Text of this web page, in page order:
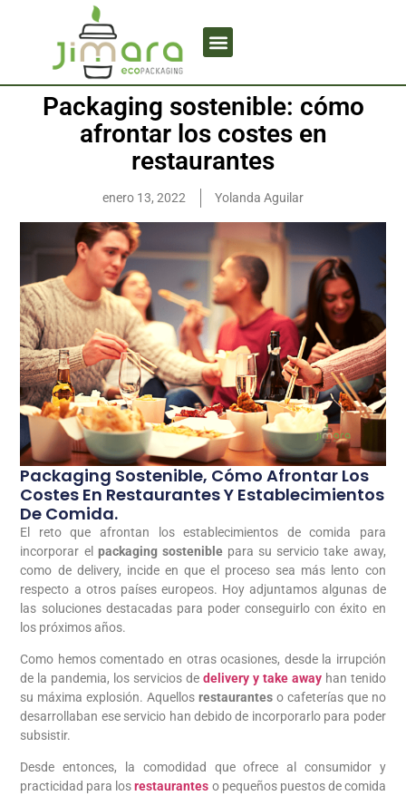
Packaging sostenible: cómo
afrontar los costes en
restaurantes
enero 13, 2022 Yolanda Aguilar
Packaging Sostenible, Cómo Afrontar Los
Costes En Restaurantes Y Establecimientos
De Comida.
El reto que afrontan los establecimientos de comida para
incorporar el packaging sostenible para su servicio take away,
como de delivery, incide en que el proceso sea más lento con
respecto a otros países europeos. Hoy adjuntamos algunas de
las soluciones destacadas para poder conseguirlo con éxito en
los próximos años.
Como hemos comentado en otras ocasiones, desde la irrupción
de la pandemia, los servicios de delivery y take away han tenido
su máxima explosión. Aquellos restaurantes o cafeterías que no
desarrollaban ese servicio han debido de incorporarlo para poder
subsistir.
Desde entonces, la comodidad que ofrece al consumidor y
practicidad para losrestaurantes o pequeños puestos de comida